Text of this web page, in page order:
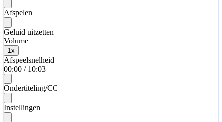
Afspelen
Geluid uitzetten
Volume
1x
Afspeelsnelheid
00:00 / 10:03
Ondertiteling/CC
Instellingen